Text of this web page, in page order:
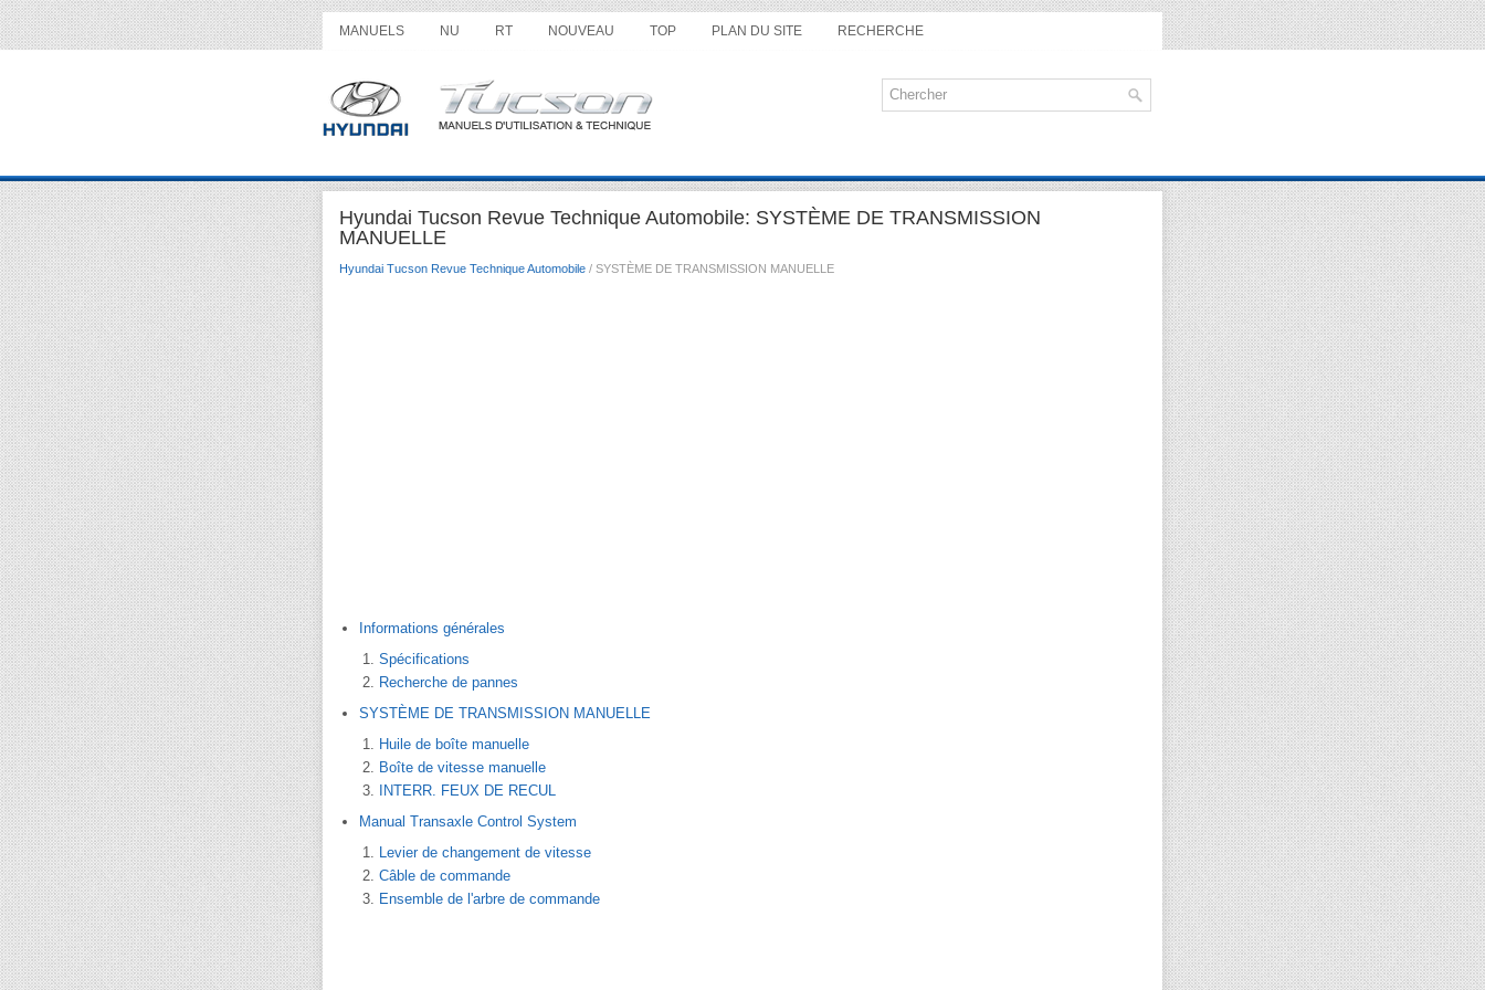
MANUELS NU RT NOUVEAU TOP PLAN DU SITE RECHERCHE
Hyundai Tucson Revue Technique Automobile: SYSTÈME DE TRANSMISSION
MANUELLE
Hyundai Tucson Revue Technique Automobile / SYSTÈME DE TRANSMISSION MANUELLE
Informations générales
Spécifications
Recherche de pannes
SYSTÈME DE TRANSMISSION MANUELLE
Huile de boîte manuelle
Boîte de vitesse manuelle
INTERR. FEUX DE RECUL
Manual Transaxle Control System
Levier de changement de vitesse
Câble de commande
Ensemble de l'arbre de commande